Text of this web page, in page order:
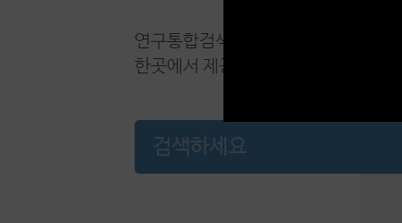
연구통합검색시스템은 연구자, 연구
한곳에서 제공하는 국민대학교 R&D